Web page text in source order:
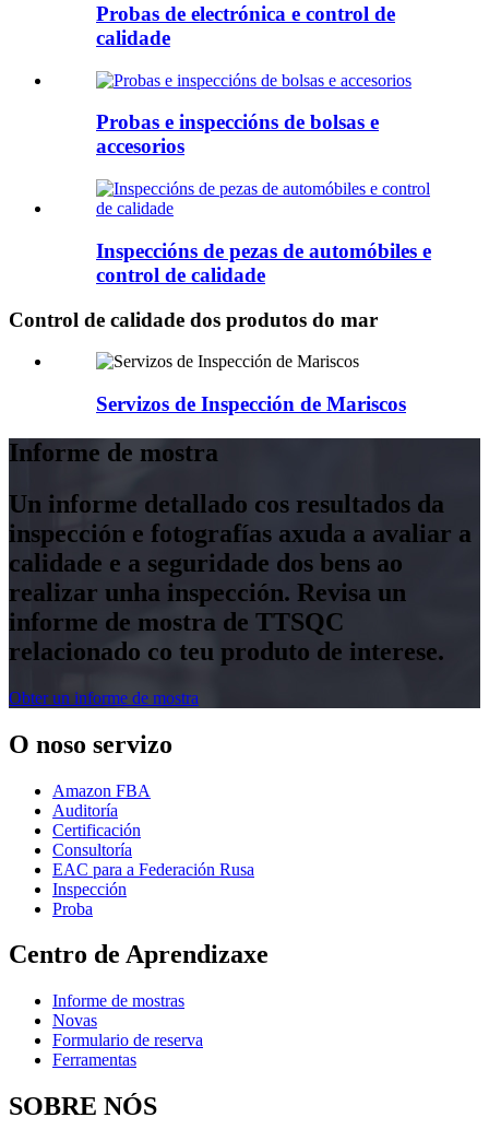
Probas de electrónica e control de
calidade
Probas e inspeccións de bolsas e
accesorios
Inspeccións de pezas de automóbiles e
control de calidade
Control de calidade dos produtos do mar
Servizos de Inspección de Mariscos
Informe de mostra
Un informe detallado cos resultados da
inspección e fotografías axuda a avaliar a
calidade e a seguridade dos bens ao
realizar unha inspección. Revisa un
informe de mostra de TTSQC
relacionado co teu produto de interese.
Obter un informe de mostra
O noso servizo
Amazon FBA
Auditoría
Certificación
Consultoría
EAC para a Federación Rusa
Inspección
Proba
Centro de Aprendizaxe
Informe de mostras
Novas
Formulario de reserva
Ferramentas
SOBRE NÓS